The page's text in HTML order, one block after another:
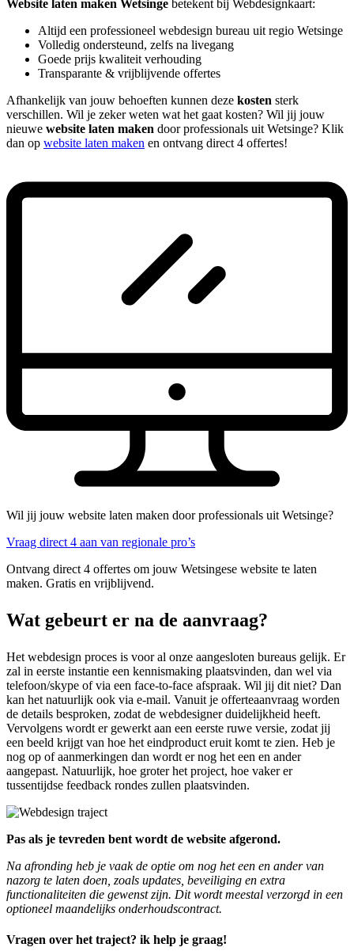
Website laten maken Wetsinge betekent bij Webdesignkaart:
Altijd een professioneel webdesign bureau uit regio Wetsinge
Volledig ondersteund, zelfs na livegang
Goede prijs kwaliteit verhouding
Transparante & vrijblijvende offertes
Afhankelijk van jouw behoeften kunnen deze kosten sterk
verschillen. Wil je zeker weten wat het gaat kosten? Wil jij jouw
nieuwe website laten maken door professionals uit Wetsinge? Klik
dan op website laten maken en ontvang direct 4 offertes!
Wil jij jouw website laten maken door professionals uit Wetsinge?
Vraag direct 4 aan van regionale pro’s
Ontvang direct 4 offertes om jouw Wetsingese website te laten
maken. Gratis en vrijblijvend.
Wat gebeurt er na de aanvraag?
Het webdesign proces is voor al onze aangesloten bureaus gelijk. Er
zal in eerste instantie een kennismaking plaatsvinden, dan wel via
telefoon/skype of via een face-to-face afspraak. Wil jij dit niet? Dan
kan het natuurlijk ook via e-mail. Vanuit je offerteaanvraag worden
de details besproken, zodat de webdesigner duidelijkheid heeft.
Vervolgens wordt er gewerkt aan een eerste ruwe versie, zodat jij
een beeld krijgt van hoe het eindproduct eruit komt te zien. Heb je
nog op of aanmerkingen dan wordt er nog het een en ander
aangepast. Natuurlijk, hoe groter het project, hoe vaker er
tussentijdse feedback rondes zullen plaatsvinden.
Pas als je tevreden bent wordt de website afgerond.
Na afronding heb je vaak de optie om nog het een en ander van
nazorg te laten doen, zoals updates, beveiliging en extra
functionaliteiten die gewenst zijn. Dit wordt meestal verzorgd in een
optioneel maandelijks onderhoudscontract.
Vragen over het traject? ik help je graag!